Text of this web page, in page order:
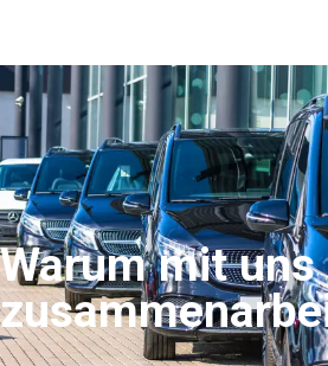
Warum mit uns